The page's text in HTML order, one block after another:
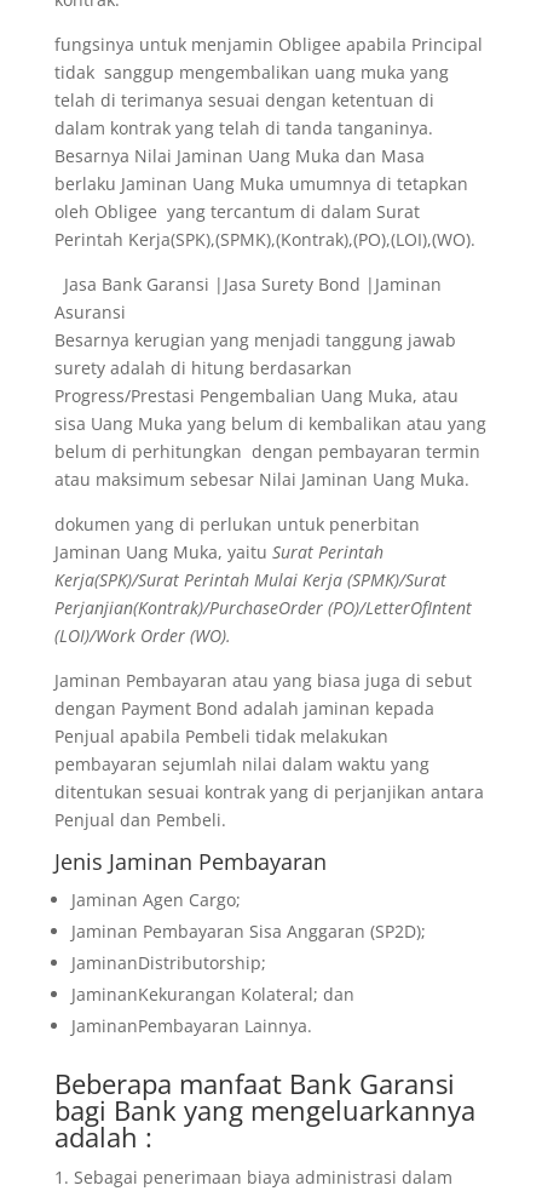
fungsinya untuk menjamin Obligee apabila Principal
tidak sanggup mengembalikan uang muka yang
telah di terimanya sesuai dengan ketentuan di
dalam kontrak yang telah di tanda tanganinya.
Besarnya Nilai Jaminan Uang Muka dan Masa
berlaku Jaminan Uang Muka umumnya di tetapkan
oleh Obligee yang tercantum di dalam Surat
Perintah Kerja(SPK),(SPMK),(Kontrak),(PO),(LOI),(WO).
Jasa Bank Garansi |Jasa Surety Bond |Jaminan
Asuransi
Besarnya kerugian yang menjadi tanggung jawab
surety adalah di hitung berdasarkan
Progress/Prestasi Pengembalian Uang Muka, atau
sisa Uang Muka yang belum di kembalikan atau yang
belum di perhitungkan dengan pembayaran termin
atau maksimum sebesar Nilai Jaminan Uang Muka.
dokumen yang di perlukan untuk penerbitan
Jaminan Uang Muka, yaitu Surat Perintah
Kerja(SPK)/Surat Perintah Mulai Kerja (SPMK)/Surat
Perjanjian(Kontrak)/PurchaseOrder (PO)/LetterOfIntent
(LOI)/Work Order (WO).
Jaminan Pembayaran atau yang biasa juga di sebut
dengan Payment Bond adalah jaminan kepada
Penjual apabila Pembeli tidak melakukan
pembayaran sejumlah nilai dalam waktu yang
ditentukan sesuai kontrak yang di perjanjikan antara
Penjual dan Pembeli.
Jenis Jaminan Pembayaran
Jaminan Agen Cargo;
Jaminan Pembayaran Sisa Anggaran (SP2D);
JaminanDistributorship;
JaminanKekurangan Kolateral; dan
JaminanPembayaran Lainnya.
Beberapa manfaat Bank Garansi
bagi Bank yang mengeluarkannya
adalah :
Sebagai penerimaan biaya administrasi dalam